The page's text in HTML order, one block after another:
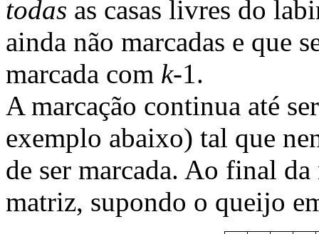
todas as casas livres do
ainda não marcadas e que
marcada com k-1.
A marcação continua até
exemplo abaixo) tal que
de ser marcada. Ao final
matriz, supondo o queijo